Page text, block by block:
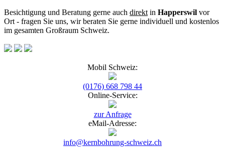
Besichtigung und Beratung gerne auch direkt in Happerswil vor
Ort - fragen Sie uns, wir beraten Sie gerne individuell und kostenlos
im gesamten Großraum Schweiz.
Mobil Schweiz:
(0176) 668 798 44
Online-Service:
zur Anfrage
eMail-Adresse:
info@kernbohrung-schweiz.ch